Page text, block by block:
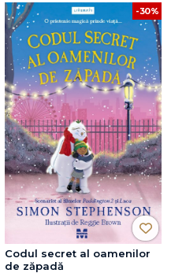
-30%
Codul secret al oamenilor
de zăpadă